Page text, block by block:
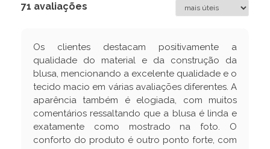
71 avaliações
Os clientes destacam positivamente a
qualidade do material e da construção da
blusa, mencionando a excelente qualidade e o
tecido macio em várias avaliações diferentes. A
aparência também é elogiada, com muitos
comentários ressaltando que a blusa é linda e
exatamente como mostrado na foto. O
conforto do produto é outro ponto forte, com